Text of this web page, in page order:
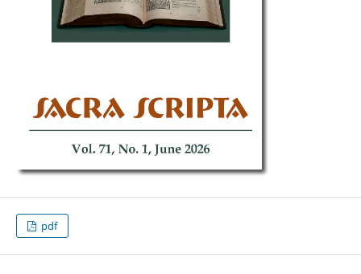
pdf